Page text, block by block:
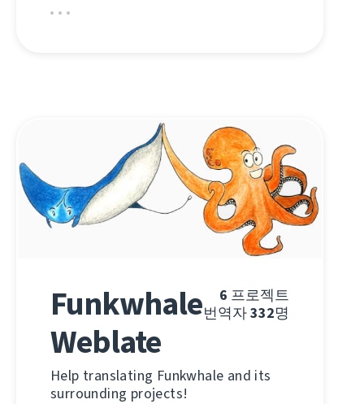
6 프로젝트
번역자332명
Funkwhale
Weblate
Help translating Funkwhale and its
surrounding projects!